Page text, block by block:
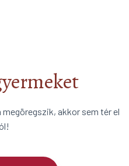
megöregszik, akkor sem tér el